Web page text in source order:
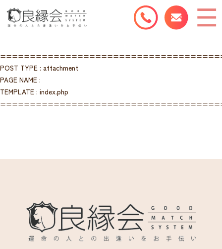
POST TYPE : attachment
PAGE NAME :
TEMPLATE : index.php